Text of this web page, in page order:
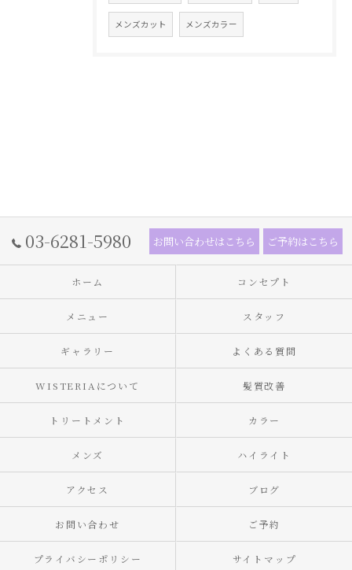
メンズカット メンズカラー
03-6281-5980 お問い合わせはこちら ご予約はこちら
ホーム コンセプト
メニュー スタッフ
ギャラリー よくある質問
WISTERIAについて 髪質改善
トリートメント カラー
メンズ ハイライト
アクセス ブログ
お問い合わせ ご予約
プライバシーポリシー サイトマップ